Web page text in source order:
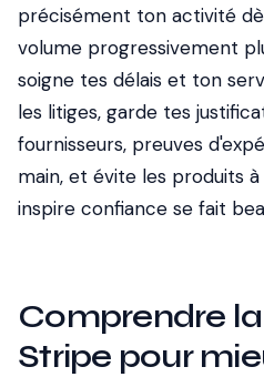
précisément ton activité
volume progressivement
soigne tes délais et ton
les litiges, garde tes
fournisseurs, preuves
main, et évite les produits
inspire confiance se fait
Comprendre
Stripe pour